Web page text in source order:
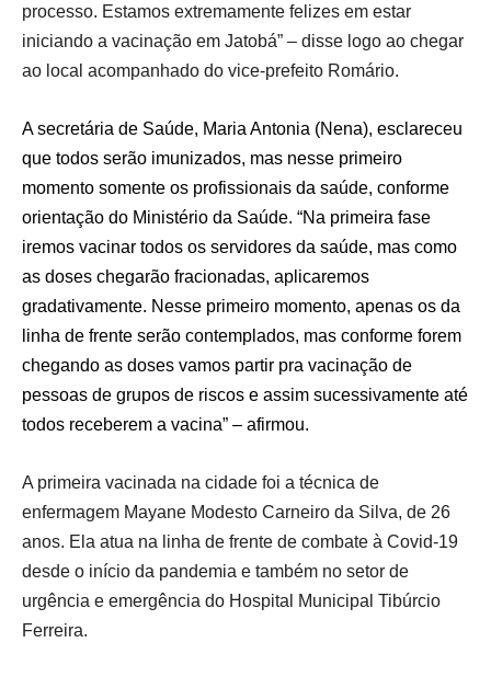
processo. Estamos extremamente felizes em estar
iniciando a vacinação em Jatobá” – disse logo ao chegar
ao local acompanhado do vice-prefeito Romário.
A secretária de Saúde, Maria Antonia (Nena), esclareceu
que todos serão imunizados, mas nesse primeiro
momento somente os profissionais da saúde, conforme
orientação do Ministério da Saúde. “Na primeira fase
iremos vacinar todos os servidores da saúde, mas como
as doses chegarão fracionadas, aplicaremos
gradativamente. Nesse primeiro momento, apenas os da
linha de frente serão contemplados, mas conforme forem
chegando as doses vamos partir pra vacinação de
pessoas de grupos de riscos e assim sucessivamente até
todos receberem a vacina” – afirmou.
A primeira vacinada na cidade foi a técnica de
enfermagem Mayane Modesto Carneiro da Silva, de 26
anos. Ela atua na linha de frente de combate à Covid-19
desde o início da pandemia e também no setor de
urgência e emergência do Hospital Municipal Tibúrcio
Ferreira.